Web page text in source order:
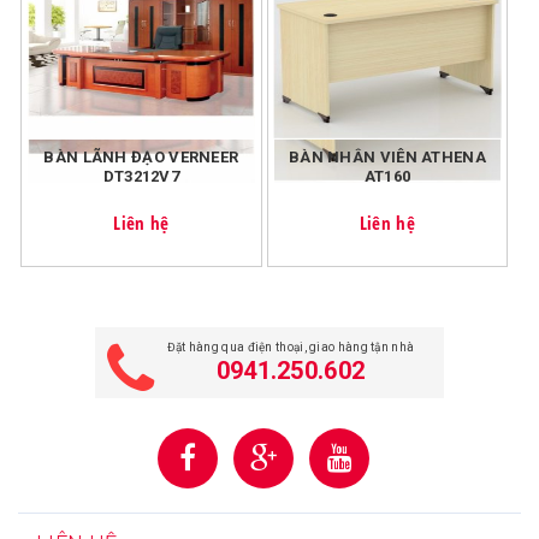
mỗi đơn hàng là 20k.
BÀN LÃNH ĐẠO VERNEER
DT3212V7
Liên hệ
BÀN NHÂN VIÊN ATHENA
AT160
Liên hệ
Đặt hàng qua điện thoại, giao hàng tận nhà
0941.250.602